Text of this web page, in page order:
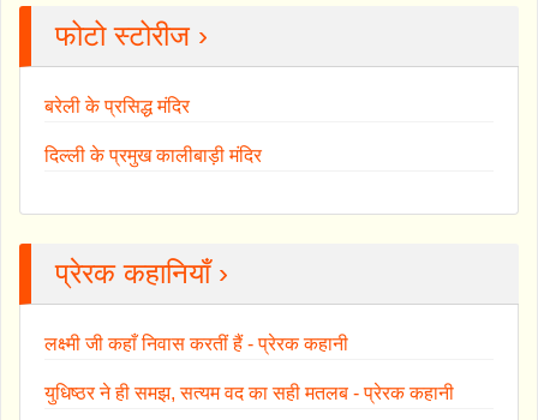
फोटो स्टोरीज ›
बरेली के प्रसिद्ध मंदिर
दिल्ली के प्रमुख कालीबाड़ी मंदिर
प्रेरक कहानियाँ ›
लक्ष्मी जी कहाँ निवास करतीं हैं - प्रेरक कहानी
युधिष्ठर ने ही समझ, सत्यम वद का सही मतलब - प्रेरक कहानी